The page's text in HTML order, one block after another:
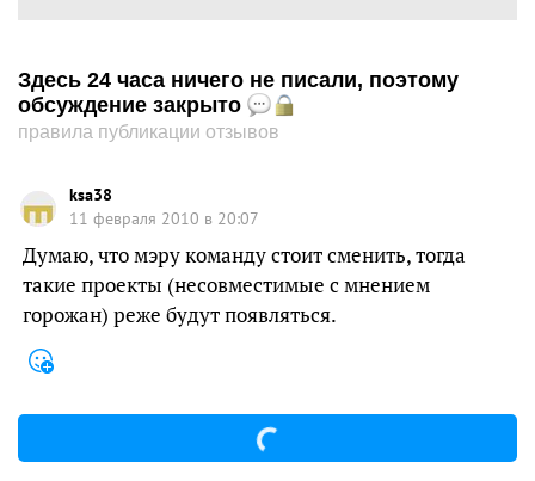
Здесь 24 часа ничего не писали, поэтому
обсуждение закрыто
правила публикации отзывов
ksa38
11 февраля 2010 в 20:07
Думаю, что мэру команду стоит сменить, тогда
такие проекты (несовместимые с мнением
горожан) реже будут появляться.